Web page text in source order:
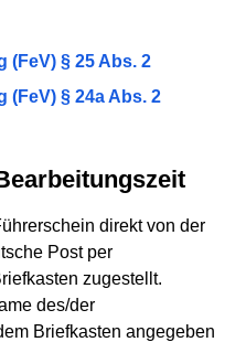
(FeV) § 25 Abs. 2
(FeV) § 24a Abs. 2
direkt von der
Post per
zugestellt.
des/der
Briefkasten angegeben